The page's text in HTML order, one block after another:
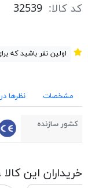
کد کالا: 32539
اولین نفر باشید که
مشخصات نظرها
کشور سازنده
خریداران این